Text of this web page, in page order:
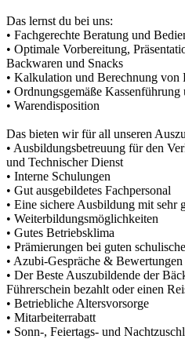
Das lernst du bei uns:
• Fachgerechte Beratung und
• Optimale Vorbereitung,
Backwaren und Snacks
• Kalkulation und Berechnung von
• Ordnungsgemäße
• Warendisposition
Das bieten wir für all unseren
• Ausbildungsbetreuung für den
und Technischer Dienst
• Interne Schulungen
• Gut ausgebildetes Fachpersonal
• Eine sichere Ausbildung mit sehr
• Weiterbildungsmöglichkeiten
• Gutes Betriebsklima
• Prämierungen bei guten
• Azubi-Gespräche & Bewertungen
• Der Beste Auszubildende der
Führerschein bezahlt oder einen
• Betriebliche Altersvorsorge
• Mitarbeiterrabatt
• Sonn-, Feiertags- und